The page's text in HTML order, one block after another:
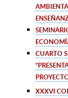
CUARTO
XXXVI